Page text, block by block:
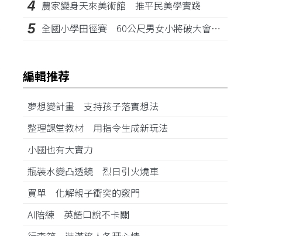
4 農家變身天來美術館 推平民美學實踐
5 全國小學田徑賽 60公尺男女小將破大會紀錄
編輯推荐
夢想變計畫 支持孩子落實想法
整理課堂教材 用指令生成新玩法
小國也有大實力
瓶裝水變凸透鏡 烈日引火燒車
買單 化解親子衝突的竅門
AI陪練 英語口說不卡關